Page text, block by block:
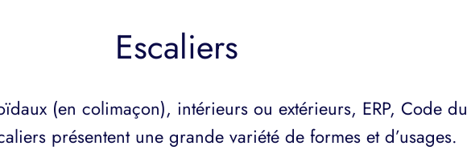
Escaliers
(en colimaçon), intérieurs ou extérieurs, ERP, Code du
présentent une grande variété de formes et d’usages.